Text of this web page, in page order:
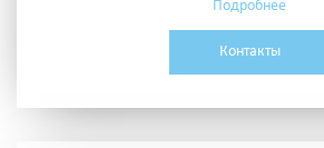
Подробнее
Контакты